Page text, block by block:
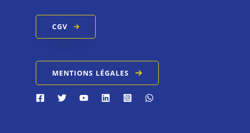
CGV
MENTIONS LÉGALES